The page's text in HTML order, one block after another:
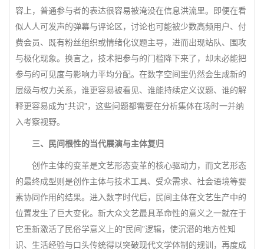
容上，普通参与者的表达很容易被淹没在信息洪流里。即便在看
似人人可发声的弹幕与评论区，讨论也可能被少数高频用户、付
费会员、既有粉丝组织或情绪化议题主导，进而出现站队、围攻
与极化现象。换言之，技术把参与的门槛降下来了，却未必能把
参与的可见度与影响力平均分配。在数字空间里仍然会生成新的
层级与权力关系，谁更容易被看见、谁能持续定义议题、谁的解
释更容易成为“共识”，这些问题都需要在分析集体在场时一并纳
入考察视野。
三、民间根性的当代展演与主体复归
创作主体的变革是文艺形态变革的核心驱动力，而文艺形态
的最终成型则是创作主体与技术工具、受众需求、社会语境等要
素协同作用的结果。进入数字时代后，民间主体在文艺生产中的
位置发生了巨大变化。新大众文艺最具革命性的意义之一就在于
它重新激活了民俗学意义上的“民间”逻辑，使沉潜的地方性知
识、生活经验与口头传统得以突破现代文学体制的规训，再度成